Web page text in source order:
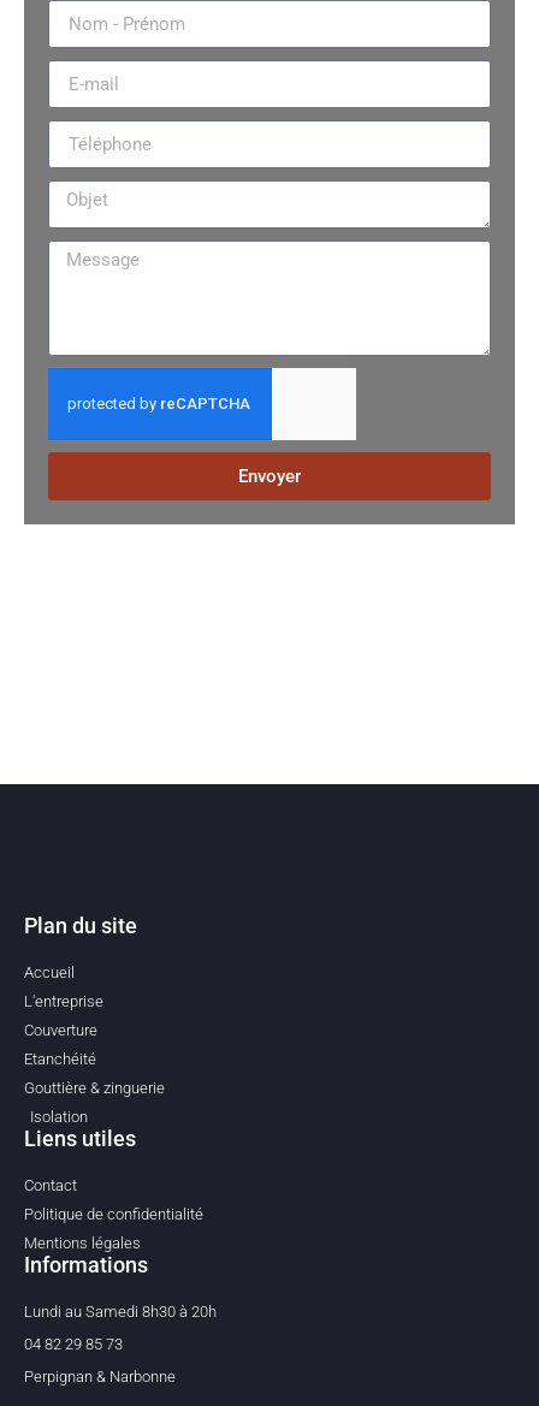
Envoyer
Plan du site
Accueil
L'entreprise
Couverture
Etanchéité
Gouttière & zinguerie
Isolation
Liens utiles
Contact
Politique de confidentialité
Mentions légales
Informations
Lundi au Samedi 8h30 à 20h
04 82 29 85 73
Perpignan & Narbonne